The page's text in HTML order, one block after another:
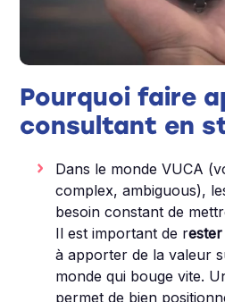
Pourquoi faire
consultant en
Dans le monde VUCA
complex, ambiguous),
besoin constant de
Il est important de r
à apporter de la valeur
monde qui bouge vite.
permet de bien